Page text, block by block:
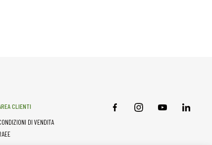
CLIENTI
DI VENDITA